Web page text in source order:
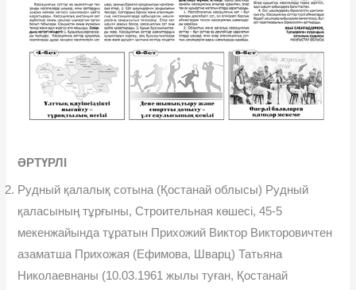
ӘРТҮРЛІ
Рудный қалалық сотына (Қостанай облысы) Рудный
қаласының тұрғыны, Строительная көшесі, 45-5
мекенжайында тұратын Прихожий Виктор Викторовичтен
азаматша Прихожая (Ефимова, Шварц) Татьяна
Николаевнаны (10.03.1961 жылы туған, Қостанай